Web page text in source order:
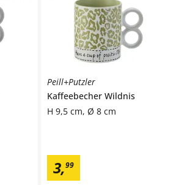
Peill+Putzler
Kaffeebecher Wildnis
H 9,5 cm, Ø 8 cm
3,99